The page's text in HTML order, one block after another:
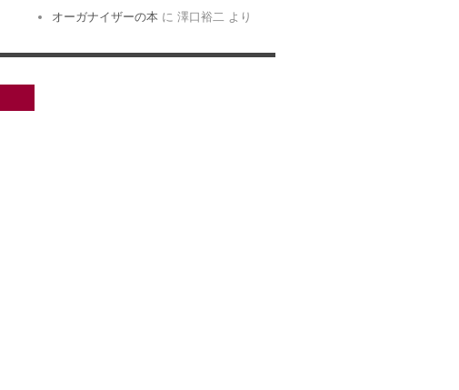
オーガナイザーの本 に 澤口裕二 より